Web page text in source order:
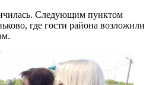
Следующим пунктом
где гости района возложили